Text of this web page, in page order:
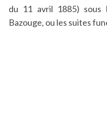
du 11 avril 1885)
Bazouge, ou les suites